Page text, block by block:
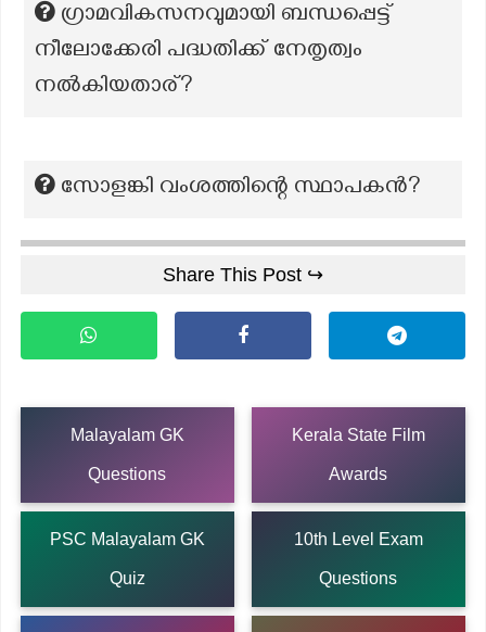
ഗ്രാമവികസനവുമായി ബന്ധപ്പെട്ട്
നീലോക്കേരി പദ്ധതിക്ക് നേതൃത്വം
നൽകിയതാര്?
സോളങ്കി വംശത്തിന്റെ സ്ഥാപകൻ?
Share This Post ↪
Malayalam GK
Questions
Kerala State Film
Awards
PSC Malayalam GK
Quiz
10th Level Exam
Questions